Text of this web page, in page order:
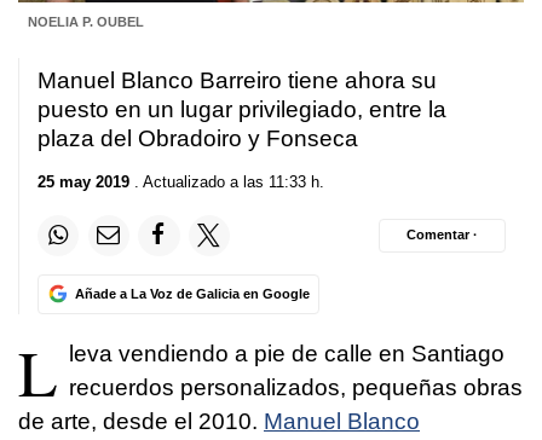
NOELIA P. OUBEL
Manuel Blanco Barreiro tiene ahora su
puesto en un lugar privilegiado, entre la
plaza del Obradoiro y Fonseca
25 may 2019 . Actualizado a las 11:33 h.
Añade a La Voz de Galicia en Google
Comentar ·
L leva vendiendo a pie de calle en Santiago
recuerdos personalizados, pequeñas obras
de arte, desde el 2010. Manuel Blanco